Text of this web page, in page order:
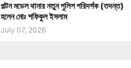
পল্টন মডেল থানার নতুন পুলিশ পরিদর্শক (তদন্ত)
হলেন মোঃ শফিকুল ইসলাম
July 07, 2026